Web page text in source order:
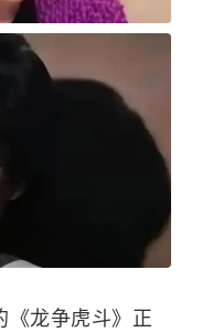
《龙争虎斗》正